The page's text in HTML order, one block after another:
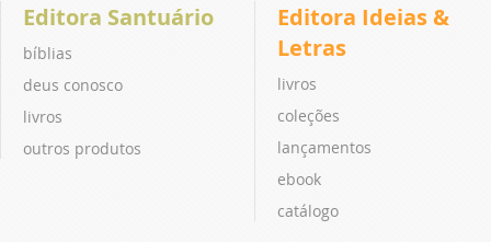
Editora Santuário
bíblias
deus conosco
livros
outros produtos
Editora Ideias &
Letras
livros
coleções
lançamentos
ebook
catálogo